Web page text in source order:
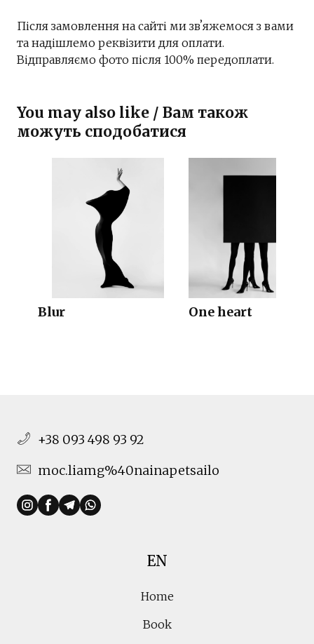
Після замовлення на сайті ми звʼяжемося з вами
та надішлемо реквізити для оплати.
Відправляємо фото після 100% передоплати.
You may also like / Вам також
можуть сподобатися
Blur One heart
+38 093 498 93 92
moc.liamg%40nainapetsailo
EN
Home
Book